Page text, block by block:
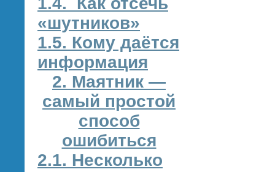
«шутников»
1.5. Кому даётся
информация
2. Маятник —
самый простой
способ
ошибиться
2.1. Несколько